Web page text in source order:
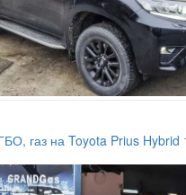
газ на Toyota Prius Hybrid